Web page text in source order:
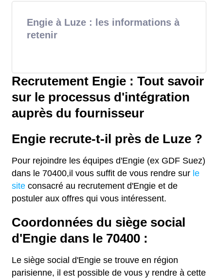
Engie à Luze : les informations à
retenir
Recrutement Engie : Tout savoir
sur le processus d'intégration
auprès du fournisseur
Engie recrute-t-il près de Luze ?
Pour rejoindre les équipes d'Engie (ex GDF Suez)
dans le 70400,il vous suffit de vous rendre sur le
site consacré au recrutement d'Engie et de
postuler aux offres qui vous intéressent.
Coordonnées du siège social
d'Engie dans le 70400 :
Le siège social d'Engie se trouve en région
parisienne, il est possible de vous y rendre à cette